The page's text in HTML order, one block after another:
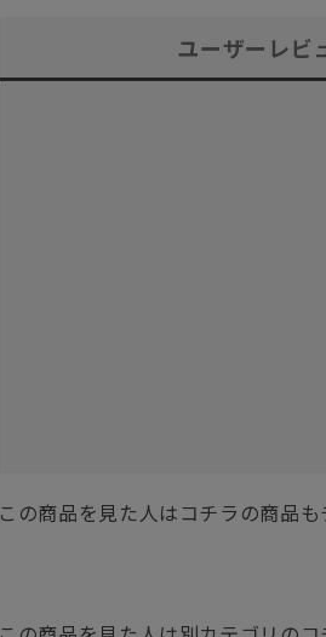
ユーザーレビ
この商品を見た人はコチラの商品